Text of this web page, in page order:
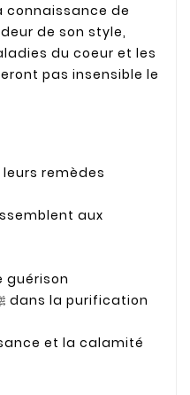
connaissance de
de son style,
du coeur et les
pas insensible le
remèdes
aux
guérison
et la calamité